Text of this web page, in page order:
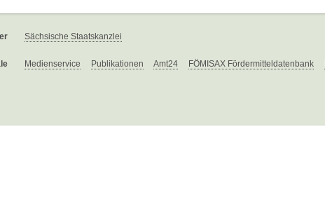
Sächsische Staatskanzlei
Medienservice Publikationen Amt24 FÖMISAX Fördermitteldatenbank